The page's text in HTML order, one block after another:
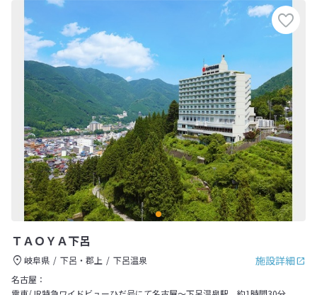
ＴＡＯＹＡ下呂
施設詳細
岐阜県 下呂・郡上
下呂温泉
名古屋：